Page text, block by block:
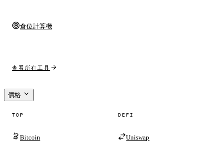
倉位計算機
查看所有工具
價格
TOP
Bitcoin
DEFI
Uniswap